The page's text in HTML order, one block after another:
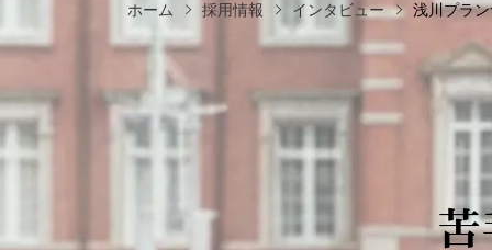
ホーム 採用情報 インタビュー 浅川プラ
苦